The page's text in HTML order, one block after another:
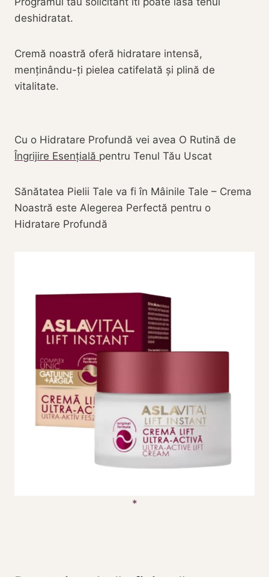
deshidratat.
Cremă noastră oferă hidratare intensă,
menținându-ți pielea catifelată și plină de
vitalitate.
Cu o Hidratare Profundă vei avea O Rutină de
Îngrijire Esențială pentru Tenul Tău Uscat
Sănătatea Pielii Tale va fi în Mâinile Tale – Crema
Noastră este Alegerea Perfectă pentru o
Hidratare Profundă